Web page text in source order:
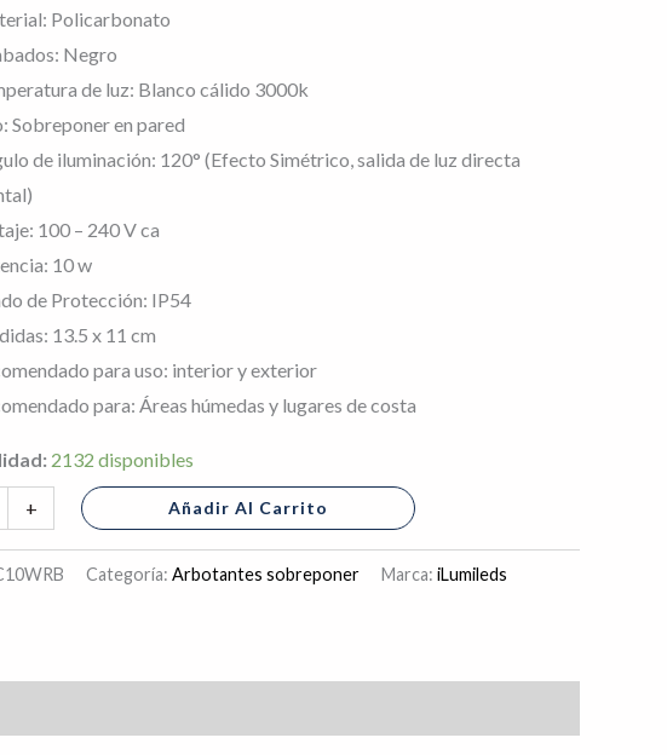
Policarbonato
Negro
de luz: Blanco cálido 3000k
Sobreponer en pared
de iluminación: 120° (Efecto Simétrico, salida de luz directa
100 – 240 V ca
10 w
de Protección: IP54
13.5 x 11 cm
para uso: interior y exterior
para: Áreas húmedas y lugares de costa
2132 disponibles
+ Añadir Al Carrito
Categoría: Arbotantes sobreponer Marca: iLumileds